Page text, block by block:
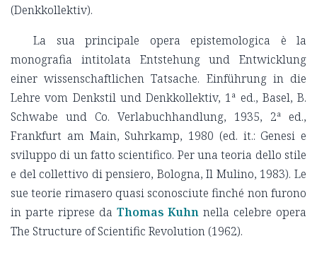
(Denkkollektiv).
La sua principale opera epistemologica è la
monografia intitolata Entstehung und Entwicklung
einer wissenschaftlichen Tatsache. Einführung in die
Lehre vom Denkstil und Denkkollektiv, 1ª ed., Basel, B.
Schwabe und Co. Verlabuchhandlung, 1935, 2ª ed.,
Frankfurt am Main, Suhrkamp, 1980 (ed. it.: Genesi e
sviluppo di un fatto scientifico. Per una teoria dello stile
e del collettivo di pensiero, Bologna, Il Mulino, 1983). Le
sue teorie rimasero quasi sconosciute finché non furono
in parte riprese da Thomas Kuhn nella celebre opera
The Structure of Scientific Revolution (1962).